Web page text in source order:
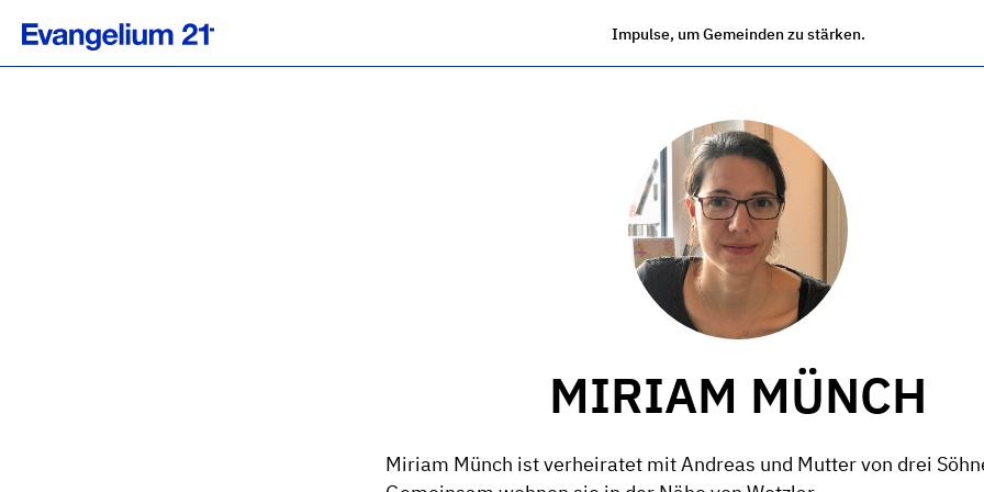
Impulse, um Gemeinden zu stärken.
MIRIAM MÜNCH
Miriam Münch ist verheiratet mit Andreas und Mutter von drei